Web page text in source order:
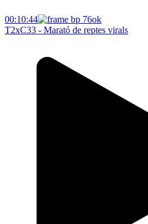
00:10:44
T2xC33 - Marató de reptes virals